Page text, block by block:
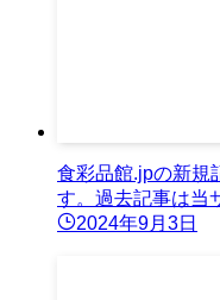
食彩品館.jpの新規
す。過去記事は当
2024年9月3日